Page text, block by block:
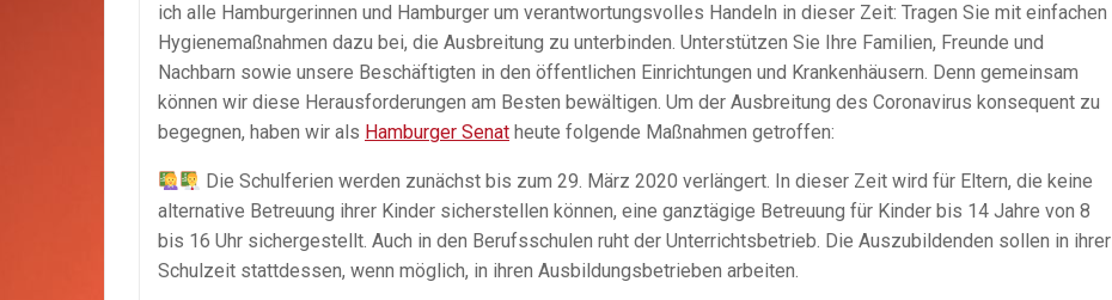
ich alle Hamburgerinnen und Hamburger um verantwortungsvolles Handeln in dieser Zeit: Tragen Sie mit einfachen
Hygienemaßnahmen dazu bei, die Ausbreitung zu unterbinden. Unterstützen Sie Ihre Familien, Freunde und
Nachbarn sowie unsere Beschäftigten in den öffentlichen Einrichtungen und Krankenhäusern. Denn gemeinsam
können wir diese Herausforderungen am Besten bewältigen. Um der Ausbreitung des Coronavirus konsequent zu
begegnen, haben wir als Hamburger Senat heute folgende Maßnahmen getroffen:
Die Schulferien werden zunächst bis zum 29. März 2020 verlängert. In dieser Zeit wird für Eltern, die keine
alternative Betreuung ihrer Kinder sicherstellen können, eine ganztägige Betreuung für Kinder bis 14 Jahre von 8
bis 16 Uhr sichergestellt. Auch in den Berufsschulen ruht der Unterrichtsbetrieb. Die Auszubildenden sollen in ihrer
Schulzeit stattdessen, wenn möglich, in ihren Ausbildungsbetrieben arbeiten.